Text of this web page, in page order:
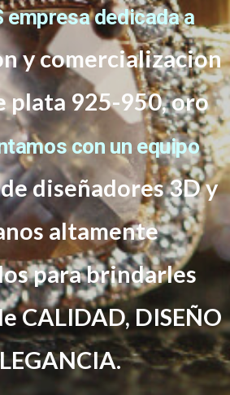
empresa dedicada a
y comercializacion
plata 925-950, oro
con un equipo
diseñadores 3D y
altamente
para brindarles
CALIDAD, DISEÑO